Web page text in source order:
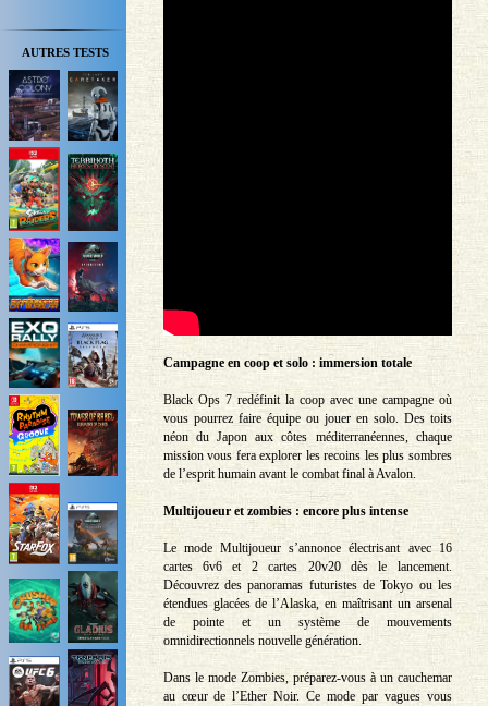
AUTRES TESTS
Campagne en coop et solo : immersion totale
Black Ops 7 redéfinit la coop avec une campagne où
vous pourrez faire équipe ou jouer en solo. Des toits
néon du Japon aux côtes méditerranéennes, chaque
mission vous fera explorer les recoins les plus sombres
de l’esprit humain avant le combat final à Avalon.
Multijoueur et zombies : encore plus intense
Le mode Multijoueur s’annonce électrisant avec 16
cartes 6v6 et 2 cartes 20v20 dès le lancement.
Découvrez des panoramas futuristes de Tokyo ou les
étendues glacées de l’Alaska, en maîtrisant un arsenal
de pointe et un système de mouvements
omnidirectionnels nouvelle génération.
Dans le mode Zombies, préparez-vous à un cauchemar
au cœur de l’Ether Noir. Ce mode par vagues vous